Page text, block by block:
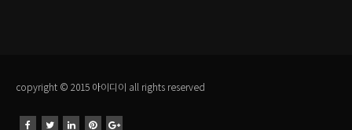
copyright © 2015 아이디이 all rights reserved